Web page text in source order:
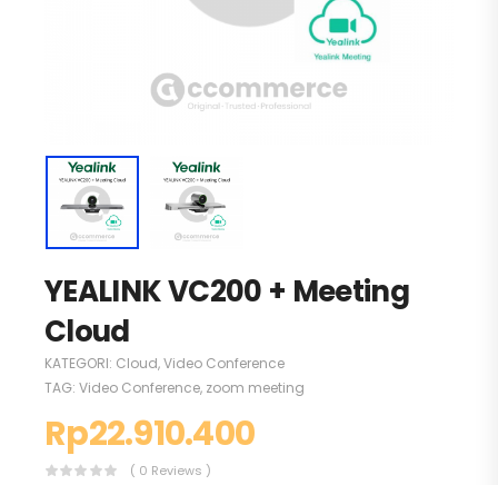
YEALINK VC200 + Meeting
Cloud
KATEGORI: Cloud,Video Conference
TAG: Video Conference, zoom meeting
Rp22.910.400
( 0 Reviews )